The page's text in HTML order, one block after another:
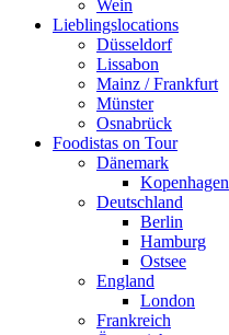
Wein
Lieblingslocations
Düsseldorf
Lissabon
Mainz / Frankfurt
Münster
Osnabrück
Foodistas on Tour
Dänemark
Kopenhagen
Deutschland
Berlin
Hamburg
Ostsee
England
London
Frankreich